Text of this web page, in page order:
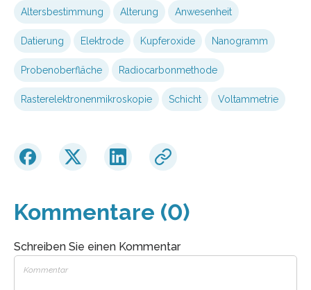
Altersbestimmung Alterung Anwesenheit
Datierung Elektrode Kupferoxide Nanogramm
Probenoberfläche Radiocarbonmethode
Rasterelektronenmikroskopie Schicht Voltammetrie
Kommentare (0)
Schreiben Sie einen Kommentar